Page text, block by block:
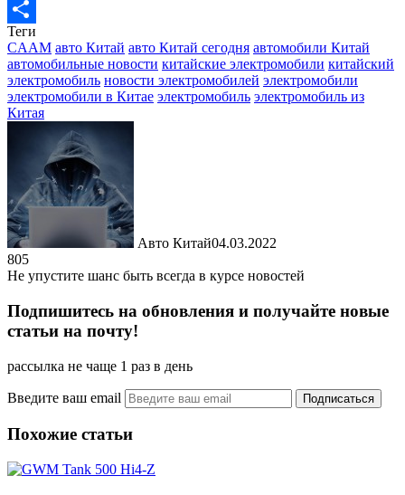
Messenger
Отправить
Теги
CAAM авто Китай авто Китай сегодня автомобили Китай
автомобильные новости китайские электромобили китайский
электромобиль новости электромобилей электромобили
электромобили в Китае электромобиль электромобиль из
Китая
Авто Китай04.03.2022
805
Не упустите шанс быть всегда в курсе новостей
Подпишитесь на обновления и получайте новые
статьи на почту!
рассылка не чаще 1 раз в день
Введите ваш email
Похожие статьи